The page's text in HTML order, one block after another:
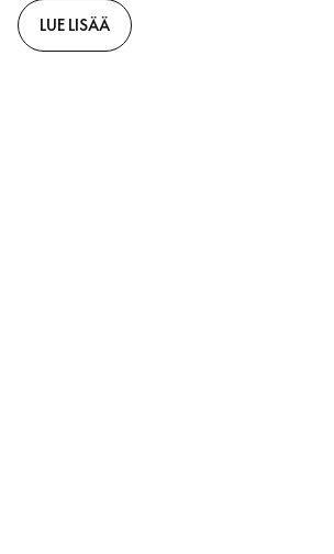
LUE LISÄÄ